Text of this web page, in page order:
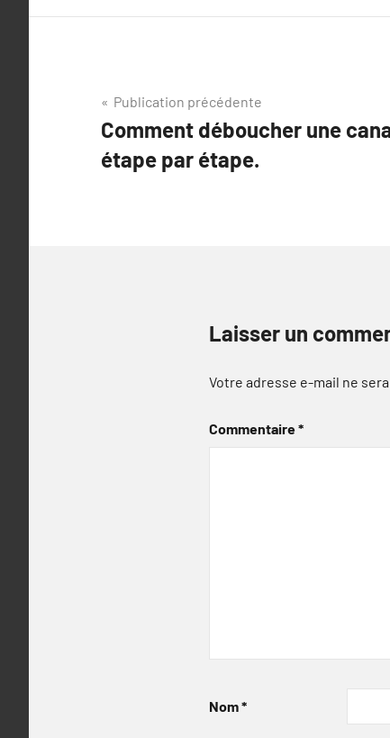
Navigation
de
l’article
Publication précédente
Comment déboucher une
étape par étape.
Laisser un
Votre adresse e-mail ne
Commentaire*
Nom*